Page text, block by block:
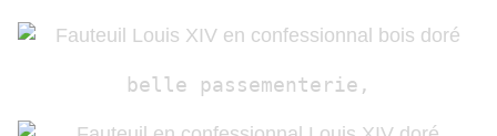
belle passementerie,